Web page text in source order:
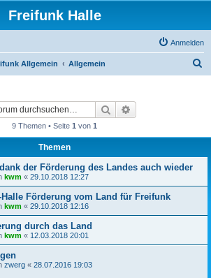
Freifunk Halle
Anmelden
Allgemein Allgemein
Suche
9 Themen • Seite 1 von 1
Themen
der Förderung des Landes auch wieder
kwm « 29.10.2018 12:27
Halle Förderung vom Land für Freifunk
kwm « 29.10.2018 12:16
durch das Land
kwm « 12.03.2018 20:01
zwerg « 28.07.2016 19:03